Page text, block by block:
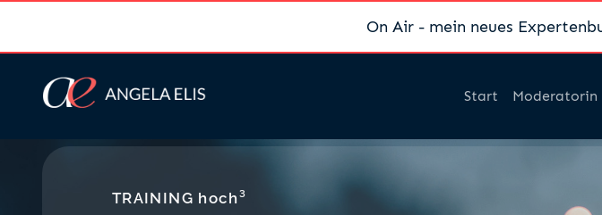
On Air - mein neues
Start Moderatorin
TRAINING hoch³